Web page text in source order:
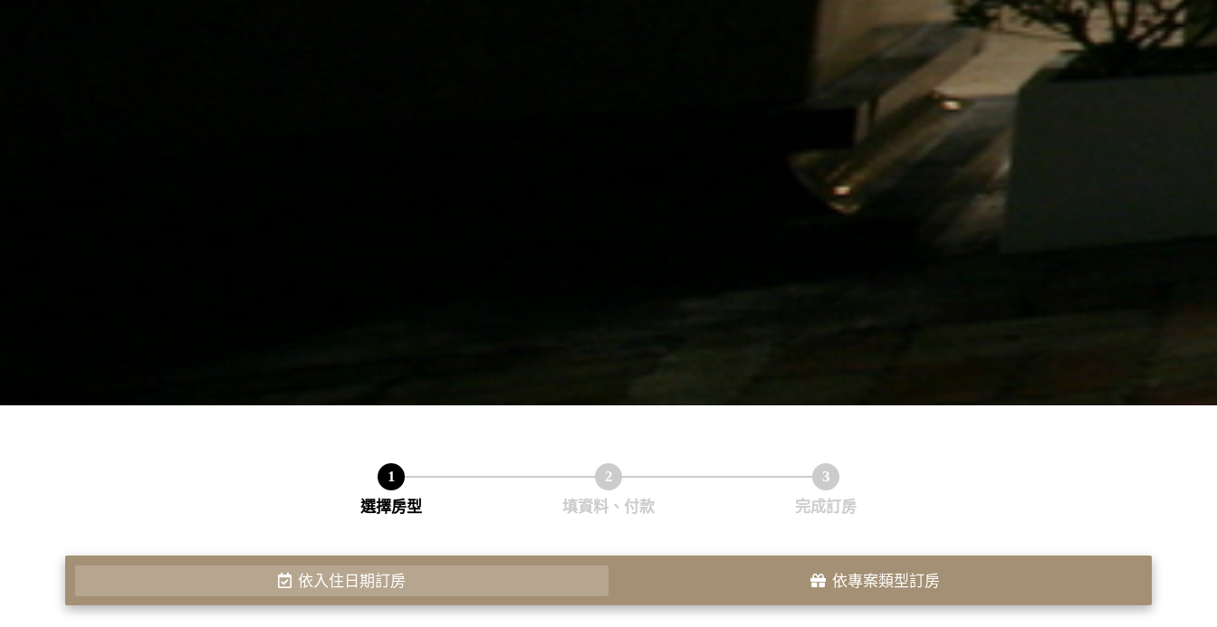
1
選擇房型
2
填資料、付款
3
完成訂房
依入住日期訂房 依專案類型訂房